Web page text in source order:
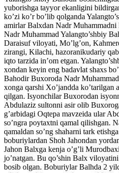
yuborishga tayyor ekanligini
ko’zi ko’r bo’lib qolganda
amirlar Balxdan Nadr Muhammadni
Nadr Muhammad Yalangto’shbiy
Daraisuf viloyati, Mo’lg’on,
zirangi, Kilachi, hazoranikudariy
iqto tarzida in’om etgan.
xondan keyin eng badavlat shaxs
Bahodir Buxoroda Nadr
xonga qarshi Xo’jandda
qilgan. Isyonchilar Buxorodan
Abdulaziz sultonni asir olib
g’arbidagi Oqtepa mavzeida ular
so’ngra poytaxtni qamal qilishgan.
qamaldan so’ng shaharni tark
boburiylardan Shoh Jahondan
Jahon Balxga kenja o’g’li
jo’natgan. Bu qo’shin Balx
bosib olgan. Boburiylar Balhda 2